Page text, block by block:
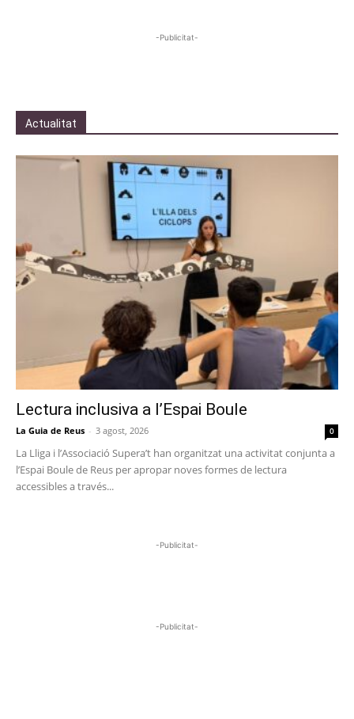
-Publicitat-
Actualitat
Lectura inclusiva a l’Espai Boule
La Guia de Reus - 3 agost, 2026 0
La Lliga i l’Associació Supera’t han organitzat una activitat conjunta a
l’Espai Boule de Reus per apropar noves formes de lectura
accessibles a través...
-Publicitat-
-Publicitat-